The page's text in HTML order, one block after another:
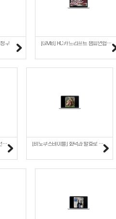
구 [GMB] RC카 드리프트 챔피언쉽 준결승 경기
[GMB] RC카 드리프트 챔피언전 테스트 주행 [비노쿠스테이블] 화덕과 발효로 담아낸 메뉴 소개